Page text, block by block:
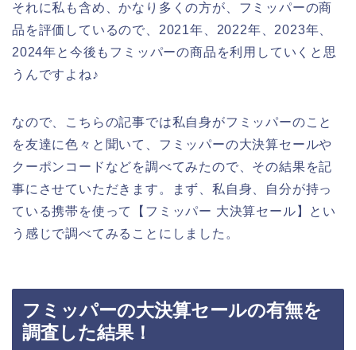
それに私も含め、かなり多くの方が、フミッパーの商
品を評価しているので、2021年、2022年、2023年、
2024年と今後もフミッパーの商品を利用していくと思
うんですよね♪
なので、こちらの記事では私自身がフミッパーのこと
を友達に色々と聞いて、フミッパーの大決算セールや
クーポンコードなどを調べてみたので、その結果を記
事にさせていただきます。まず、私自身、自分が持っ
ている携帯を使って【フミッパー 大決算セール】とい
う感じで調べてみることにしました。
フミッパーの大決算セールの有無を
調査した結果！